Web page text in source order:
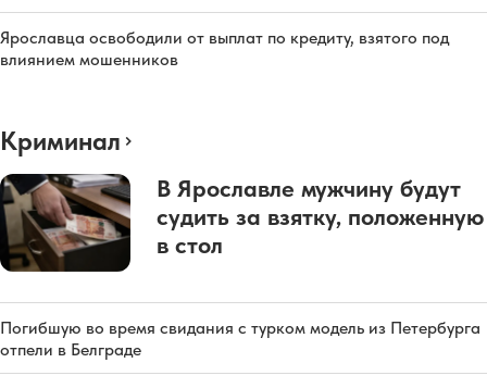
Ярославца освободили от выплат по кредиту, взятого под
влиянием мошенников
Криминал
В Ярославле мужчину будут
судить за взятку, положенную
в стол
Погибшую во время свидания с турком модель из Петербурга
отпели в Белграде